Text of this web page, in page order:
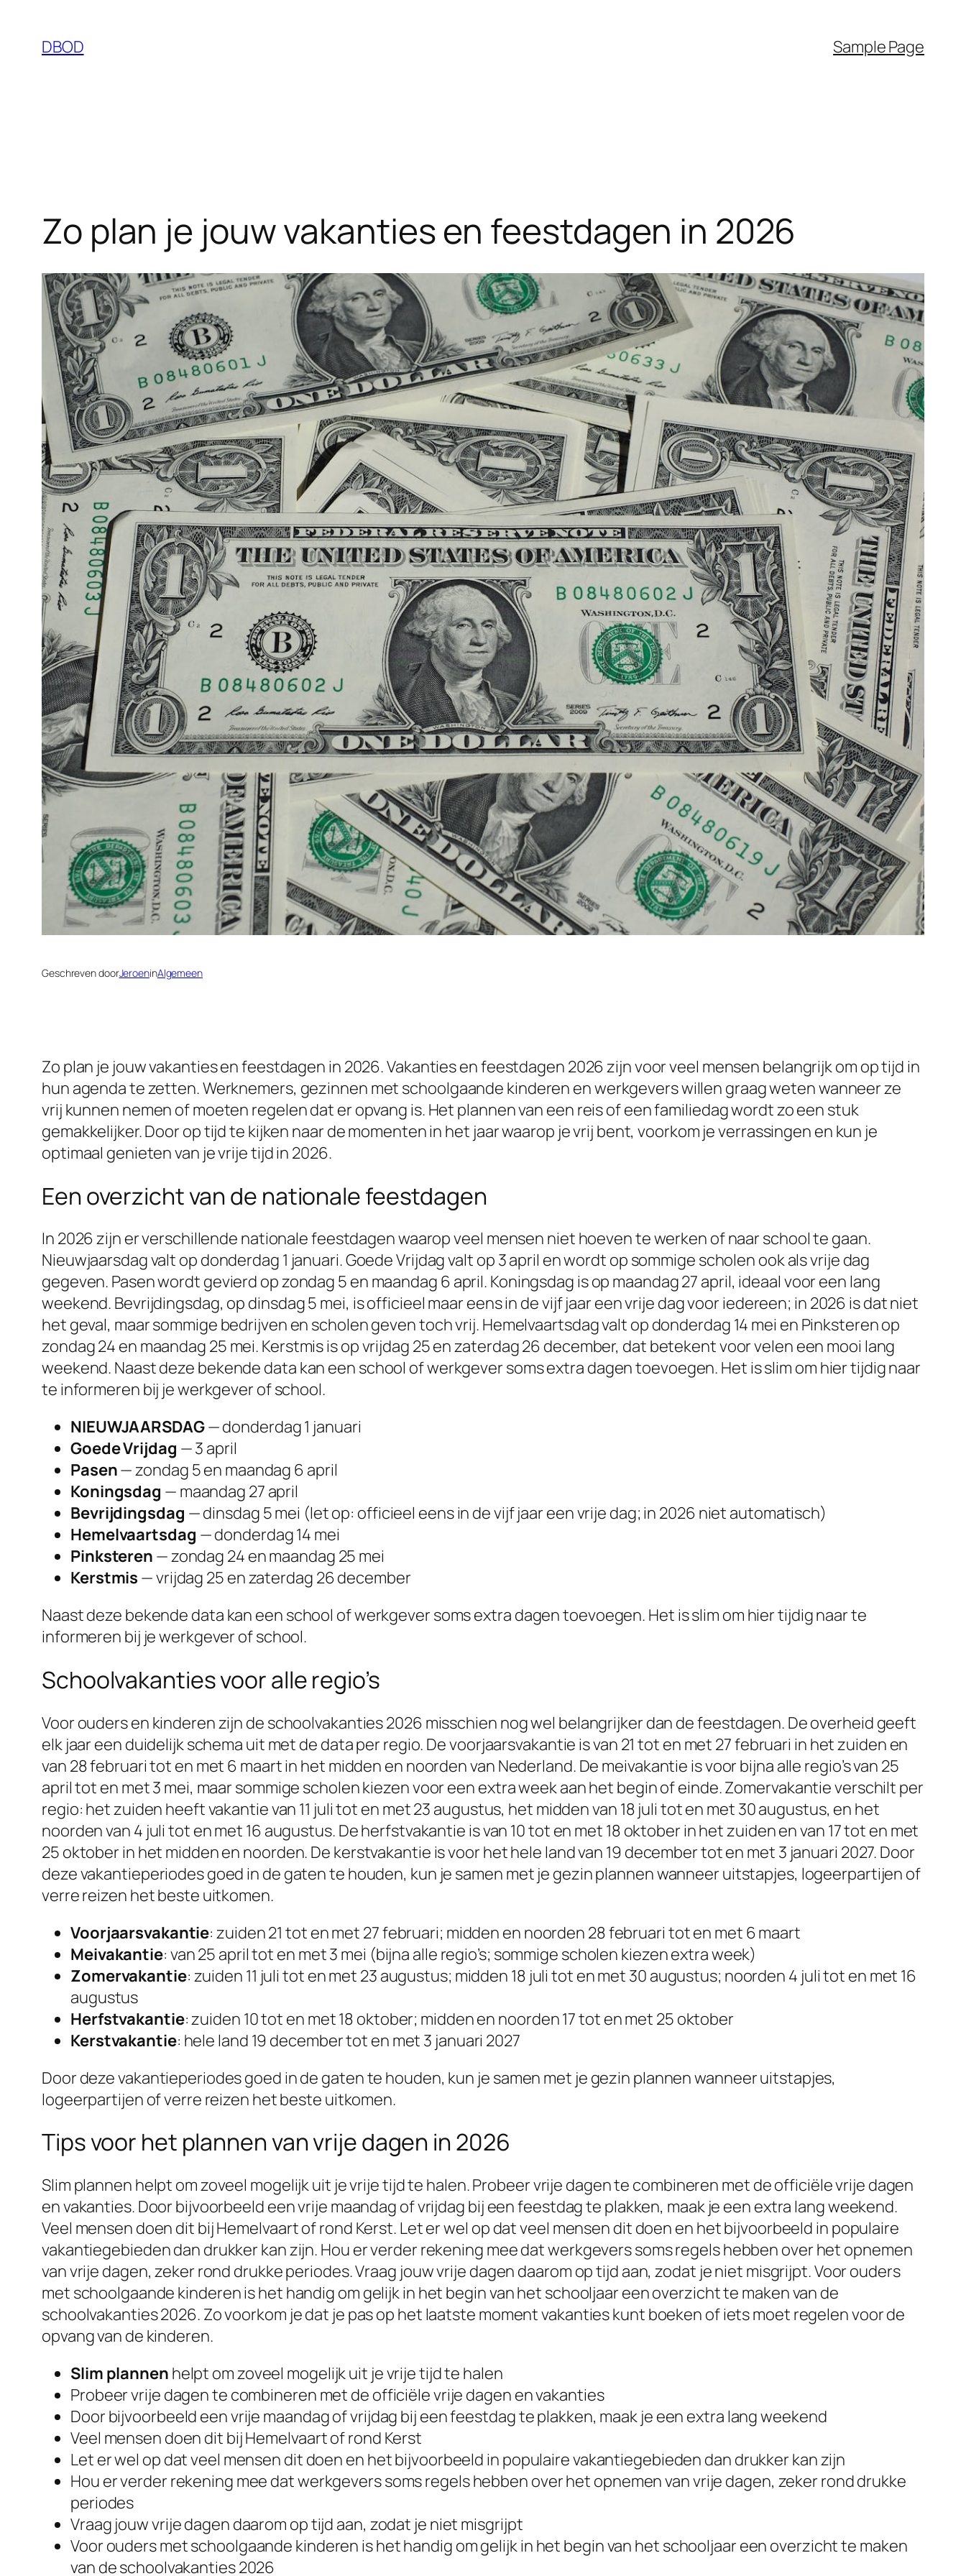
DBOD Sample Page
Zo plan je jouw vakanties en feestdagen in 2026
Geschreven doorJeroeninAlgemeen
Zo plan je jouw vakanties en feestdagen in 2026. Vakanties en feestdagen 2026 zijn voor veel mensen belangrijk om op tijd in
hun agenda te zetten. Werknemers, gezinnen met schoolgaande kinderen en werkgevers willen graag weten wanneer ze
vrij kunnen nemen of moeten regelen dat er opvang is. Het plannen van een reis of een familiedag wordt zo een stuk
gemakkelijker. Door op tijd te kijken naar de momenten in het jaar waarop je vrij bent, voorkom je verrassingen en kun je
optimaal genieten van je vrije tijd in 2026.
Een overzicht van de nationale feestdagen
In 2026 zijn er verschillende nationale feestdagen waarop veel mensen niet hoeven te werken of naar school te gaan.
Nieuwjaarsdag valt op donderdag 1 januari. Goede Vrijdag valt op 3 april en wordt op sommige scholen ook als vrije dag
gegeven. Pasen wordt gevierd op zondag 5 en maandag 6 april. Koningsdag is op maandag 27 april, ideaal voor een lang
weekend. Bevrijdingsdag, op dinsdag 5 mei, is officieel maar eens in de vijf jaar een vrije dag voor iedereen; in 2026 is dat niet
het geval, maar sommige bedrijven en scholen geven toch vrij. Hemelvaartsdag valt op donderdag 14 mei en Pinksteren op
zondag 24 en maandag 25 mei. Kerstmis is op vrijdag 25 en zaterdag 26 december, dat betekent voor velen een mooi lang
weekend. Naast deze bekende data kan een school of werkgever soms extra dagen toevoegen. Het is slim om hier tijdig naar
te informeren bij je werkgever of school.
NIEUWJAARSDAG— donderdag 1 januari
Goede Vrijdag — 3 april
Pasen— zondag 5 en maandag 6 april
Koningsdag — maandag 27 april
Bevrijdingsdag — dinsdag 5 mei (let op: officieel eens in de vijf jaar een vrije dag; in 2026 niet automatisch)
Hemelvaartsdag — donderdag 14 mei
Pinksteren — zondag 24 en maandag 25 mei
Kerstmis — vrijdag 25 en zaterdag 26 december
Naast deze bekende data kan een school of werkgever soms extra dagen toevoegen. Het is slim om hier tijdig naar te
informeren bij je werkgever of school.
Schoolvakanties voor alle regio’s
Voor ouders en kinderen zijn de schoolvakanties 2026 misschien nog wel belangrijker dan de feestdagen. De overheid geeft
elk jaar een duidelijk schema uit met de data per regio. De voorjaarsvakantie is van 21 tot en met 27 februari in het zuiden en
van 28 februari tot en met 6 maart in het midden en noorden van Nederland. De meivakantie is voor bijna alle regio’s van 25
april tot en met 3 mei, maar sommige scholen kiezen voor een extra week aan het begin of einde. Zomervakantie verschilt per
regio: het zuiden heeft vakantie van 11 juli tot en met 23 augustus, het midden van 18 juli tot en met 30 augustus, en het
noorden van 4 juli tot en met 16 augustus. De herfstvakantie is van 10 tot en met 18 oktober in het zuiden en van 17 tot en met
25 oktober in het midden en noorden. De kerstvakantie is voor het hele land van 19 december tot en met 3 januari 2027. Door
deze vakantieperiodes goed in de gaten te houden, kun je samen met je gezin plannen wanneer uitstapjes, logeerpartijen of
verre reizen het beste uitkomen.
Voorjaarsvakantie: zuiden21 tot en met 27 februari; midden en noorden 28 februari tot en met 6 maart
Meivakantie: van25 apriltot en met3 mei (bijna alle regio’s; sommige scholen kiezen extra week)
Zomervakantie: zuiden 11 juli tot en met 23 augustus; midden 18 juli tot en met 30 augustus; noorden 4 julitot en met 16
augustus
Herfstvakantie: zuiden 10tot en met18 oktober; midden en noorden17tot en met 25 oktober
Kerstvakantie: hele land 19 decembertot en met 3 januari 2027
Door deze vakantieperiodes goed in de gaten te houden, kun je samen met je gezin plannen wanneer uitstapjes,
logeerpartijen of verre reizen het beste uitkomen.
Tips voor het plannen van vrije dagen in 2026
Slim plannen helpt om zoveel mogelijk uit je vrije tijd te halen. Probeer vrije dagen te combineren met de officiële vrije dagen
en vakanties. Door bijvoorbeeld een vrije maandag of vrijdag bij een feestdag te plakken, maak je een extra lang weekend.
Veel mensen doen dit bij Hemelvaart of rond Kerst. Let er wel op dat veel mensen dit doen en het bijvoorbeeld in populaire
vakantiegebieden dan drukker kan zijn. Hou er verder rekening mee dat werkgevers soms regels hebben over het opnemen
van vrije dagen, zeker rond drukke periodes. Vraag jouw vrije dagen daarom op tijd aan, zodat je niet misgrijpt. Voor ouders
met schoolgaande kinderen is het handig om gelijk in het begin van het schooljaar een overzicht te maken van de
schoolvakanties 2026. Zo voorkom je dat je pas op het laatste moment vakanties kunt boeken of iets moet regelen voor de
opvang van de kinderen.
Slim plannen helpt om zoveel mogelijk uit je vrije tijd te halen
Probeer vrije dagen te combineren met de officiële vrije dagen en vakanties
Door bijvoorbeeld een vrije maandag of vrijdag bij een feestdag te plakken, maak je een extra lang weekend
Veel mensen doen dit bij Hemelvaart of rond Kerst
Let er wel op dat veel mensen dit doen en het bijvoorbeeld in populaire vakantiegebieden dan drukker kan zijn
Hou er verder rekening mee dat werkgevers soms regels hebben over het opnemen van vrije dagen, zeker rond drukke
periodes
Vraag jouw vrije dagen daarom op tijd aan, zodat je niet misgrijpt
Voor ouders met schoolgaande kinderen is het handig om gelijk in het begin van het schooljaar een overzicht te maken
van de schoolvakanties 2026